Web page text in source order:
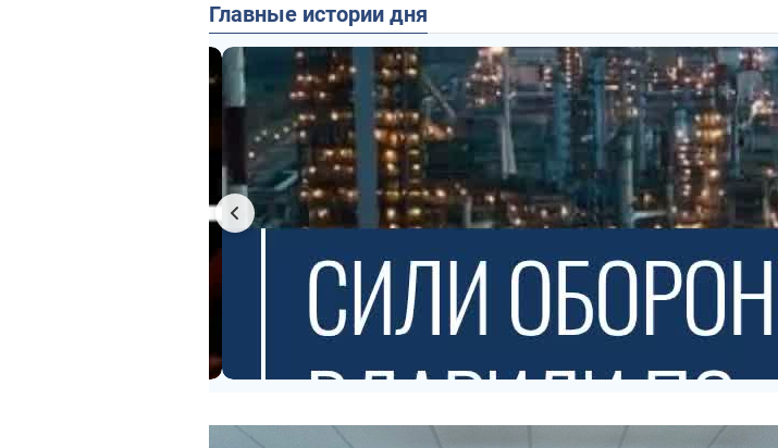
Главные истории дня